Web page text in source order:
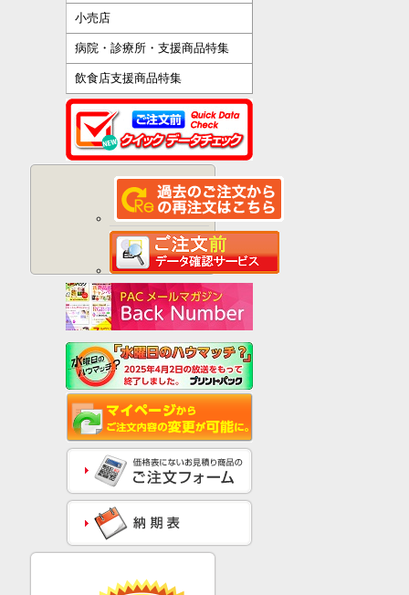
小売店
病院・診療所・支援商品特集
飲食店支援商品特集